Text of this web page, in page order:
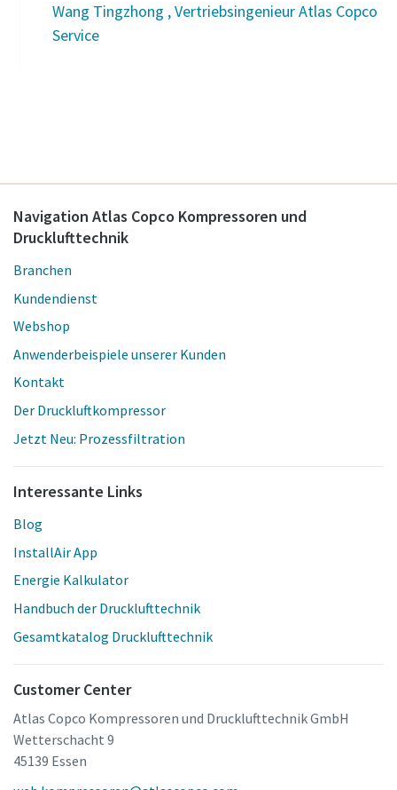
Wang Tingzhong , Vertriebsingenieur Atlas Copco
Service
Navigation Atlas Copco Kompressoren und
Drucklufttechnik
Branchen
Kundendienst
Webshop
Anwenderbeispiele unserer Kunden
Kontakt
Der Druckluftkompressor
Jetzt Neu: Prozessfiltration
Interessante Links
Blog
InstallAir App
Energie Kalkulator
Handbuch der Drucklufttechnik
Gesamtkatalog Drucklufttechnik
Customer Center
Atlas Copco Kompressoren und Drucklufttechnik GmbH
Wetterschacht 9
45139 Essen